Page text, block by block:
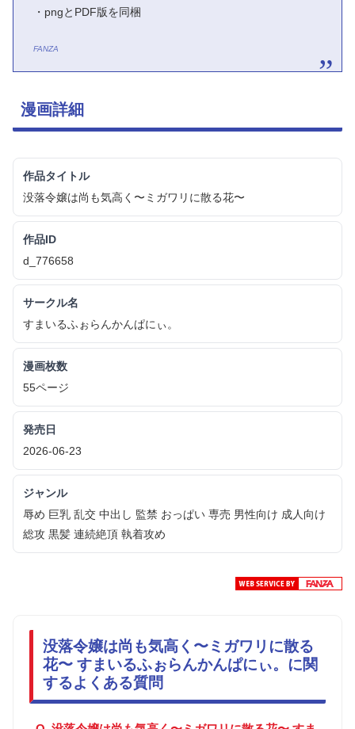
・pngとPDF版を同梱
FANZA
漫画詳細
作品タイトル
没落令嬢は尚も気高く〜ミガワリに散る花〜
作品ID
d_776658
サークル名
すまいるふぉらんかんぱにぃ。
漫画枚数
55ページ
発売日
2026-06-23
ジャンル
辱め 巨乳 乱交 中出し 監禁 おっぱい 専売 男性向け 成人向け
総攻 黒髪 連続絶頂 執着攻め
没落令嬢は尚も気高く〜ミガワリに散る
花〜 すまいるふぉらんかんぱにぃ。に関
するよくある質問